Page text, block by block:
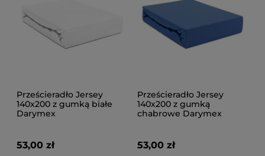
Prześcieradło Jersey
140x200 z gumką białe
Darymex
53,00 zł
Prześcieradło Jersey
140x200 z gumką
chabrowe Darymex
53,00 zł